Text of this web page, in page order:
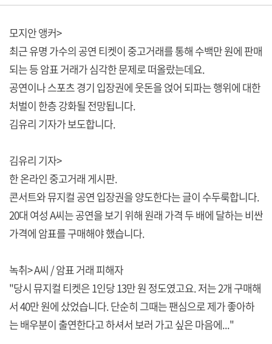
모지안 앵커>
최근 유명 가수의 공연 티켓이 중고거래를 통해 수백만 원에 판매
되는 등 암표 거래가 심각한 문제로 떠올랐는데요.
공연이나 스포츠 경기 입장권에 웃돈을 얹어 되파는 행위에 대한
처벌이 한층 강화될 전망됩니다.
김유리 기자가 보도합니다.
김유리 기자>
한 온라인 중고거래 게시판.
콘서트와 뮤지컬 공연 입장권을 양도한다는 글이 수두룩합니다.
20대 여성 A씨는 공연을 보기 위해 원래 가격 두 배에 달하는 비싼
가격에 암표를 구매해야 했습니다.
녹취> A씨 / 암표 거래 피해자
"당시 뮤지컬 티켓은 1인당 13만 원 정도였고요. 저는 2개 구매해
서 40만 원에 샀었습니다. 단순히 그때는 팬심으로 제가 좋아하
는 배우분이 출연한다고 하셔서 보러 가고 싶은 마음에..."